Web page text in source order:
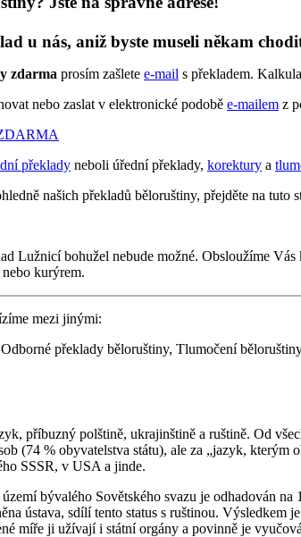
u nás, aniž byste museli někam
zdarma prosím zašlete e-mail s překladem.
nebo zaslat v elektronické podobě e-mailem z
překlady neboli úřední překlady, korektury a
našich překladů běloruštiny, přejděte na tuto
Lužnicí bohužel nebude možné. Obsloužíme
kurýrem.
mezi jinými:
překlady běloruštiny, Tlumočení
příbuzný polštině, ukrajinštině a ruštině. Od
(74 % obyvatelstva státu), ale za „jazyk,
SSSR, v USA a jinde.
bývalého Sovětského svazu je odhadován
ústava, sdílí tento status s ruštinou.
míře ji užívají i státní orgány a povinně je